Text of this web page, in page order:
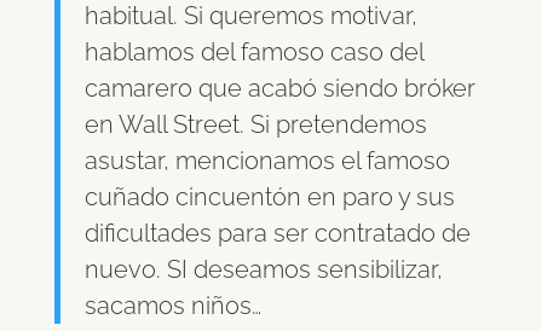
habitual. Si queremos motivar,
hablamos del famoso caso del
camarero que acabó siendo bróker
en Wall Street. Si pretendemos
asustar, mencionamos el famoso
cuñado cincuentón en paro y sus
dificultades para ser contratado de
nuevo. SI deseamos sensibilizar,
sacamos niños…